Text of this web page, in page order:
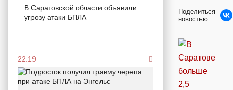
В Саратовской области объявили
угрозу атаки БПЛА
22:19
Поделиться
новостью: